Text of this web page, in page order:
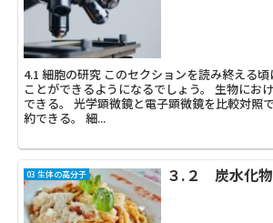
4.1 細胞の研究 このセクションを読み終える頃には、あなたは次の
ことができるようになるでしょう。 生物における細胞の役割を説明
できる。 光学顕微鏡と電子顕微鏡を比較対照できる。 細胞説を要
約できる。 細...
03 生体の高分子 ３.２ 炭水化物